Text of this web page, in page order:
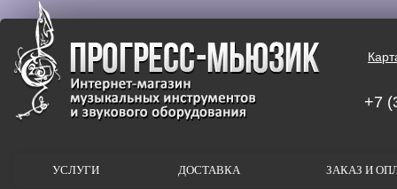
+7
УСЛУГИ ДОСТАВКА ЗАКАЗ И